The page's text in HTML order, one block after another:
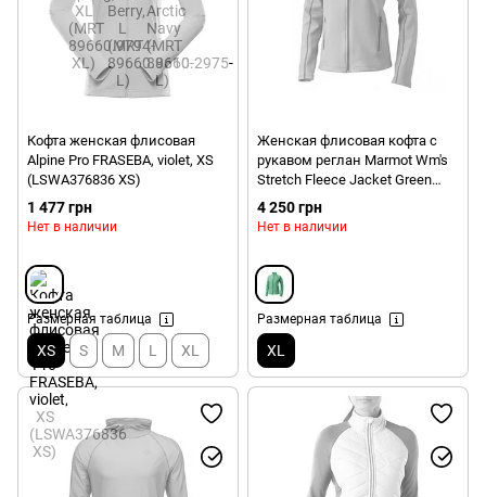
Кофта женская флисовая
Alpine Pro FRASEBA, violet, XS
(LSWA376836 XS)
1 477 грн
Нет в наличии
Размерная таблица
XS S M L XL
Женская флисовая кофта с
рукавом реглан Marmot Wm's
Stretch Fleece Jacket Green
Forest, XL (MRT 89560.4331-XL)
4 250 грн
Нет в наличии
Размерная таблица
XL